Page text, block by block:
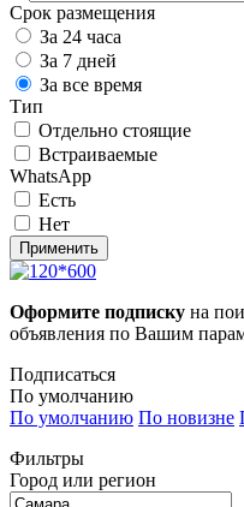
Срок размещения
За 24 часа
За 7 дней
За все время
Тип
Отдельно стоящие
Встраиваемые
WhatsApp
Есть
Нет
Применить
Оформите подписку на
объявления по Вашим
Подписаться
По умолчанию
По умолчанию По новизне
Фильтры
Город или регион